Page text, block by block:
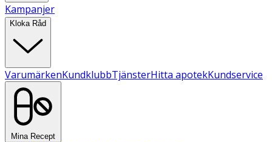
Kampanjer
Kloka Råd
VarumärkenKundklubbTjänsterHitta apotekKundservice
Mina Recept